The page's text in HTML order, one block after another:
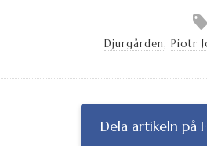
Djurgården, Piotr
Dela artikeln på